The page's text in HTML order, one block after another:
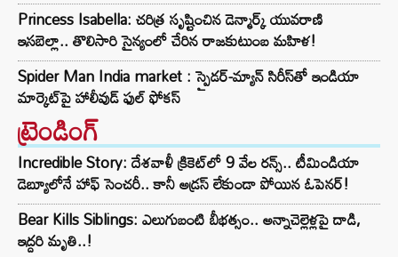
Princess Isabella: చరిత్ర సృష్టించిన డెన్మార్క్ యువరాణి
ఇసబెల్లా.. తొలిసారి సైన్యంలో చేరిన రాజకుటుంబ మహిళ!
Spider Man India market : స్పైడర్-మ్యాన్ సిరీస్‌తో ఇండియా
మార్కెట్‌పై హాలీవుడ్ ఫుల్ ఫోకస్
ట్రెండింగ్‌
Incredible Story: దేశవాళీ క్రికెట్‌లో 9 వేల రన్స్.. టీమిండియా
డెబ్యూలోనే హాఫ్ సెంచరీ.. కానీ అడ్రస్ లేకుండా పోయిన ఓపెనర్!
Bear Kills Siblings: ఎలుగుబంటి బీభత్సం.. అన్నాచెల్లెళ్లపై దాడి,
ఇద్దరి మృతి..!